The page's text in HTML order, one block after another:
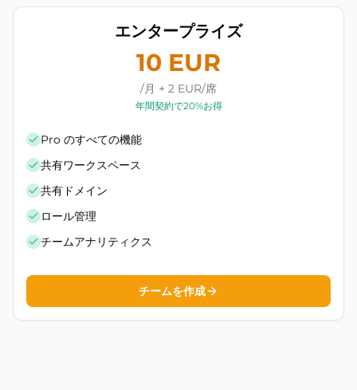
エンタープライズ
10 EUR
/月 + 2 EUR/席
年間契約で20%お得
Pro のすべての機能
共有ワークスペース
共有ドメイン
ロール管理
チームアナリティクス
チームを作成